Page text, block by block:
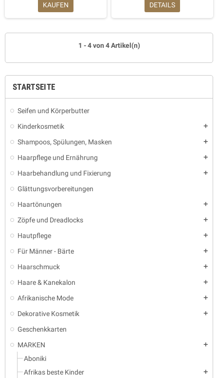
STARTSEITE
Seifen und Körperbutter
Kinderkosmetik
add
Shampoos, Spülungen, Masken add
Haarpflege und Ernährung add
Haarbehandlung und Fixierung add
Glättungsvorbereitungen
Haartönungen
add
Zöpfe und Dreadlocks add
Hautpflege add
Für Männer - Bärte add
Haarschmuck add
Haare & Kanekalon add
Afrikanische Mode add
Dekorative Kosmetik add
Geschenkkarten
MARKEN
add
Aboniki
Afrikas beste Kinder
add
KAUFEN DETAILS
1 - 4 von 4 Artikel(n)